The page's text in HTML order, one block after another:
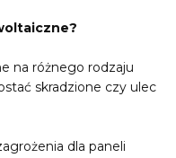
na różnego rodzaju
skradzione czy ulec
dla paneli